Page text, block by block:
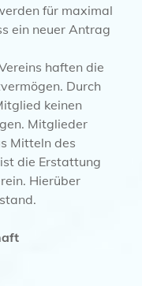
für maximal
ein neuer Antrag
haften die
Durch
keinen
Mitglieder
Mitteln des
die Erstattung
Hierüber